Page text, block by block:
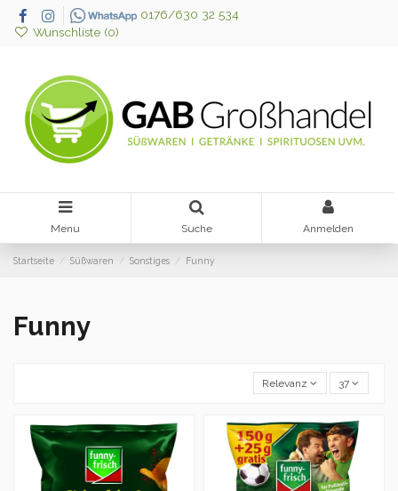
0176/630 32 534
Wunschliste (0)
Menu Suche Anmelden
Startseite Süßwaren Sonstiges Funny
Funny
Relevanz 37